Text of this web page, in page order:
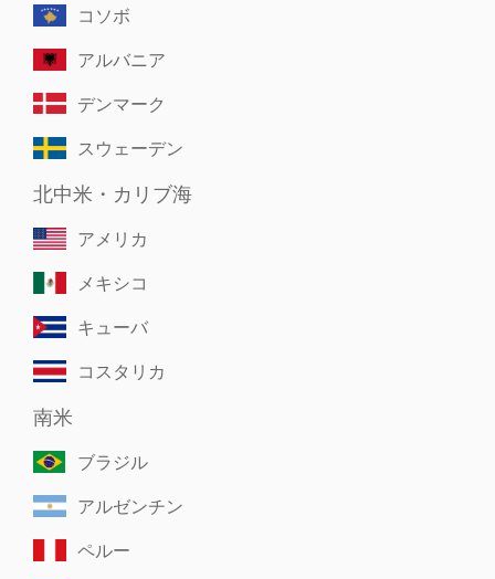
コソボ
アルバニア
デンマーク
スウェーデン
北中米・カリブ海
アメリカ
メキシコ
キューバ
コスタリカ
南米
ブラジル
アルゼンチン
ペルー